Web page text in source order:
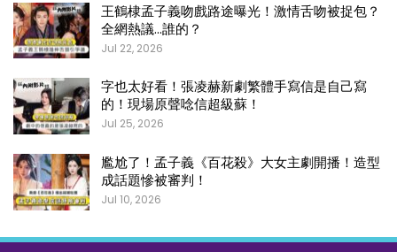
王鶴棣孟子義吻戲路途曝光！激情舌吻被捉包？
全網熱議…誰的？
Jul 22, 2026
字也太好看！張凌赫新劇繁體手寫信是自己寫
的！現場原聲唸信超級蘇！
Jul 25, 2026
尷尬了！孟子義《百花殺》大女主劇開播！造型
成話題慘被審判！
Jul 10, 2026